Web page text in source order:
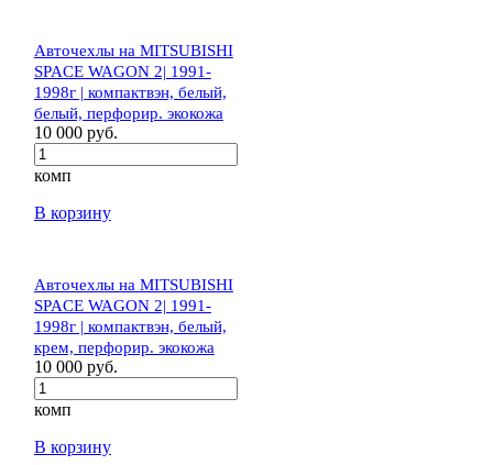
Авточехлы на MITSUBISHI
SPACE WAGON 2| 1991-
1998г | компактвэн, белый,
белый, перфорир. экокожа
10 000 руб.
комп
В корзину
Авточехлы на MITSUBISHI
SPACE WAGON 2| 1991-
1998г | компактвэн, белый,
крем, перфорир. экокожа
10 000 руб.
комп
В корзину